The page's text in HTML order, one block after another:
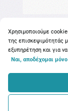
Χρησιμοποιούμε
της επισκεψιμότητάς
εξυπηρέτηση και για
Ναι, αποδέχομαι